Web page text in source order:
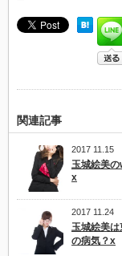
関連記事
2017 11.15
玉城絵美の
x
2017 11.24
玉城絵美
の病気？x